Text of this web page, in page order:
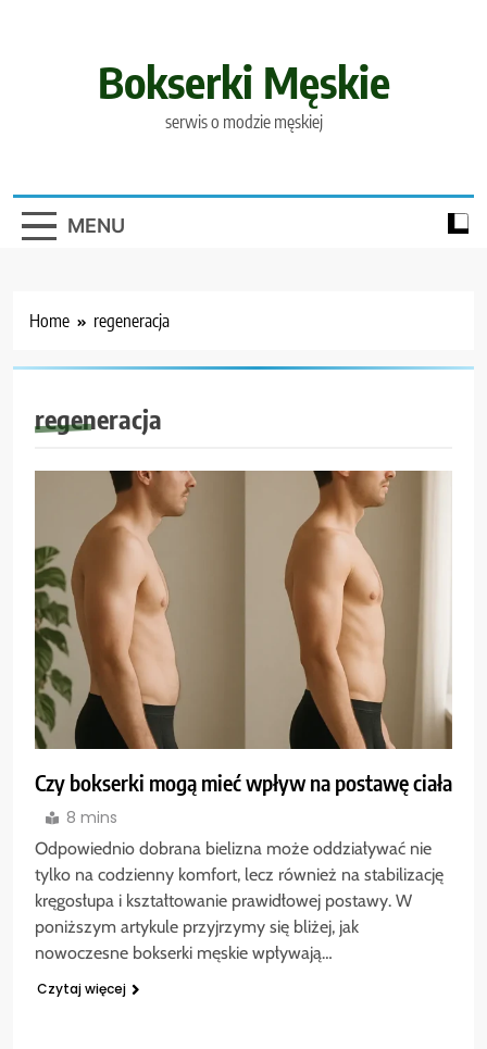
Bokserki Męskie
serwis o modzie męskiej
MENU
Home regeneracja
regeneracja
Czy bokserki mogą mieć wpływ na postawę ciała
8 mins
Odpowiednio dobrana bielizna może oddziaływać nie
tylko na codzienny komfort, lecz również na stabilizację
kręgosłupa i kształtowanie prawidłowej postawy. W
poniższym artykule przyjrzymy się bliżej, jak
nowoczesne bokserki męskie wpływają…
Czytaj więcej